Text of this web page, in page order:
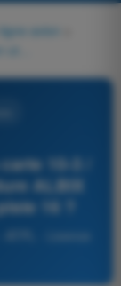
avion
10-3 /
ALBIX
16 ?